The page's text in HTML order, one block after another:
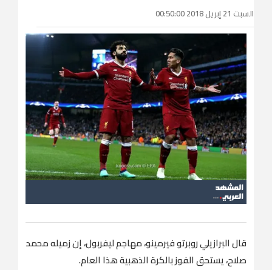
السبت 21 إبريل 2018 00:50:00
قال البرازيلي روبرتو فيرمينو، مهاجم ليفربول، إن زميله محمد
صلاح، يستحق الفوز بالكرة الذهبية هذا العام.